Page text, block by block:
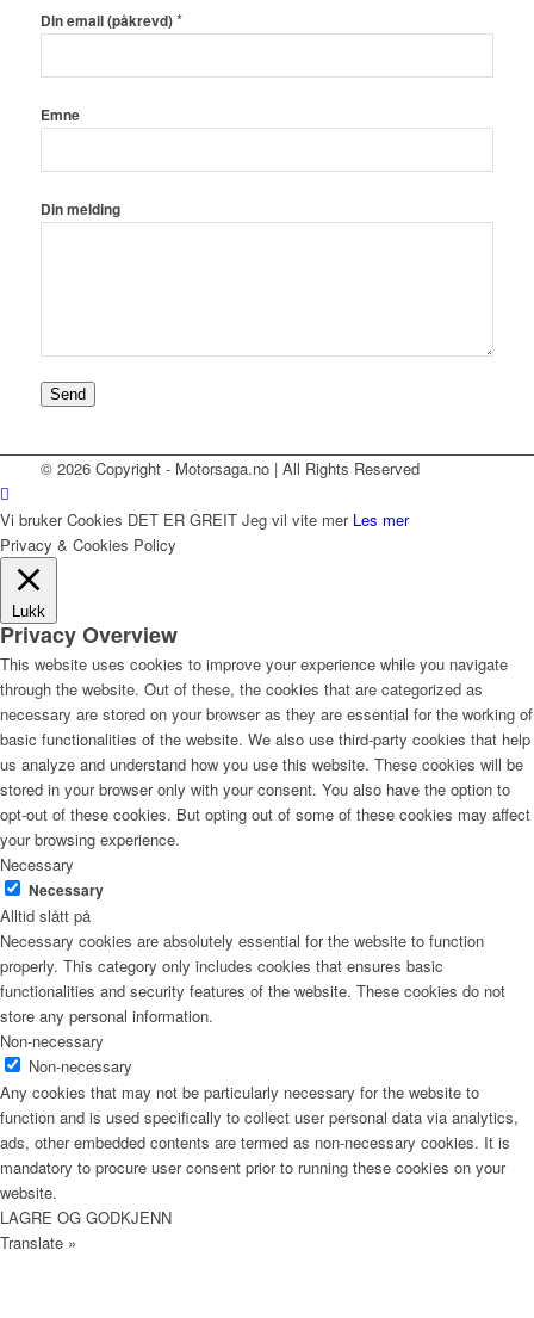
Din email (påkrevd)*
Emne
Din melding
Send
© 2026 Copyright - Motorsaga.no | All Rights Reserved
Vi bruker Cookies DET ER GREIT Jeg vil vite mer Les mer
Privacy & Cookies Policy
Lukk
Privacy Overview
This website uses cookies to improve your experience while you navigate
through the website. Out of these, the cookies that are categorized as
necessary are stored on your browser as they are essential for the working of
basic functionalities of the website. We also use third-party cookies that help
us analyze and understand how you use this website. These cookies will be
stored in your browser only with your consent. You also have the option to
opt-out of these cookies. But opting out of some of these cookies may affect
your browsing experience.
Necessary
Necessary
Alltid slått på
Necessary cookies are absolutely essential for the website to function
properly. This category only includes cookies that ensures basic
functionalities and security features of the website. These cookies do not
store any personal information.
Non-necessary
Non-necessary
Any cookies that may not be particularly necessary for the website to
function and is used specifically to collect user personal data via analytics,
ads, other embedded contents are termed as non-necessary cookies. It is
mandatory to procure user consent prior to running these cookies on your
website.
LAGRE OG GODKJENN
Translate »